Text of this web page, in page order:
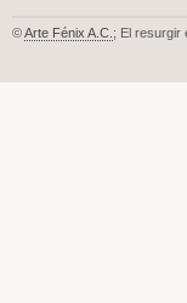
©Arte Fénix A.C. ; El resurgir